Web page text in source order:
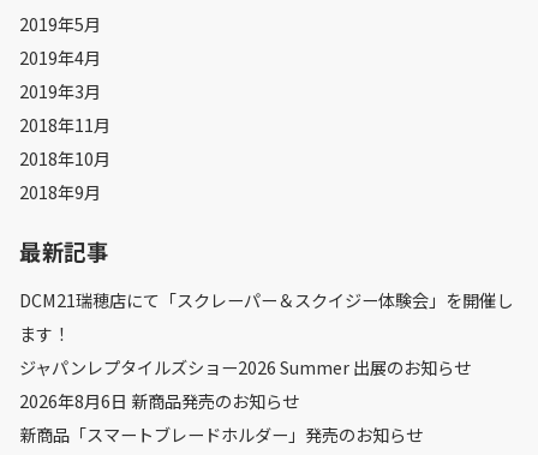
2019年5月
2019年4月
2019年3月
2018年11月
2018年10月
2018年9月
最新記事
DCM21瑞穂店にて「スクレーパー＆スクイジー体験会」を開催し
ます！
ジャパンレプタイルズショー2026 Summer 出展のお知らせ
2026年8月6日 新商品発売のお知らせ
新商品「スマートブレードホルダー」発売のお知らせ